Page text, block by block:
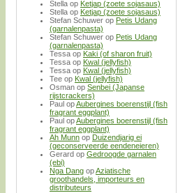
Stella op Ketjap (zoete sojasaus)
Stella op Ketjap (zoete sojasaus)
Stefan Schuwer op Petis Udang
(garnalenpasta)
Stefan Schuwer op Petis Udang
(garnalenpasta)
Tessa op Kaki (of sharon fruit)
Tessa op Kwal (jellyfish)
Tessa op Kwal (jellyfish)
Tee op Kwal (jellyfish)
Osman op Senbei (Japanse
rijstcrackers)
Paul opAubergines boerenstijl (fish
fragrant eggplant)
Paul opAubergines boerenstijl (fish
fragrant eggplant)
Ah Munn op Duizendjarig ei
(geconserveerde eendeneieren)
Gerard op Gedroogde garnalen
(ebi)
Nga Dang opAziatische
groothandels, importeurs en
distributeurs